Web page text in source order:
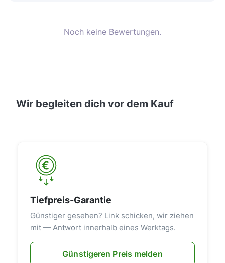
Noch keine Bewertungen.
Wir begleiten dich vor dem Kauf
Tiefpreis-Garantie
Günstiger gesehen? Link schicken, wir ziehen
mit — Antwort innerhalb eines Werktags.
Günstigeren Preis melden